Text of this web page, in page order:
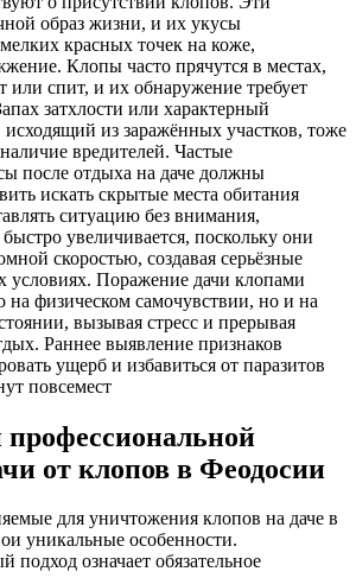
образ жизни, и их укусы
красных точек на коже,
Клопы часто прячутся в местах,
или спит, и их обнаружение требует
затхлости или характерный
исходящий из заражённых участков, тоже
вредителей. Частые
после отдыха на даче должны
искать скрытые места обитания
ситуацию без внимания,
увеличивается, поскольку они
скоростью, создавая серьёзные
Поражение дачи клопами
на физическом самочувствии, но и на
вызывая стресс и прерывая
Раннее выявление признаков
ущерб и избавиться от паразитов
повсемест
профессиональной
от клопов в Феодосии
для уничтожения клопов на даче в
уникальные особенности.
подход означает обязательное